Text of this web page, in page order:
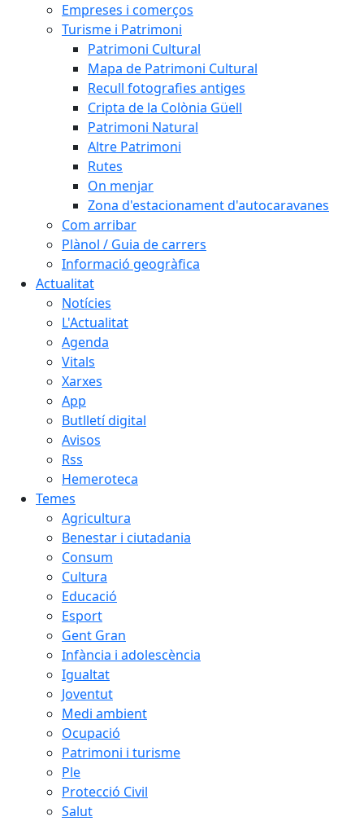
Empreses i comerços
Turisme i Patrimoni
Patrimoni Cultural
Mapa de Patrimoni Cultural
Recull fotografies antiges
Cripta de la Colònia Güell
Patrimoni Natural
Altre Patrimoni
Rutes
On menjar
Zona d'estacionament d'autocaravanes
Com arribar
Plànol / Guia de carrers
Informació geogràfica
Actualitat
Notícies
L'Actualitat
Agenda
Vitals
Xarxes
App
Butlletí digital
Avisos
Rss
Hemeroteca
Temes
Agricultura
Benestar i ciutadania
Consum
Cultura
Educació
Esport
Gent Gran
Infància i adolescència
Igualtat
Joventut
Medi ambient
Ocupació
Patrimoni i turisme
Ple
Protecció Civil
Salut